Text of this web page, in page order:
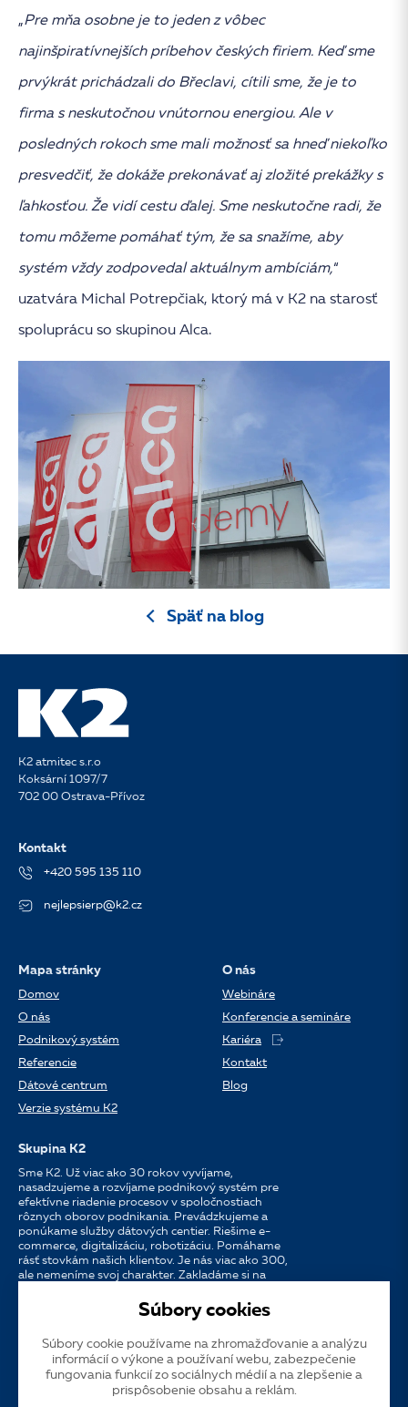
„Pre mňa osobne je to jeden z vôbec
najinšpiratívnejších príbehov českých firiem. Keď sme
prvýkrát prichádzali do Břeclavi, cítili sme, že je to
firma s neskutočnou vnútornou energiou. Ale v
posledných rokoch sme mali možnosť sa hneď niekoľko
presvedčiť, že dokáže prekonávať aj zložité prekážky s
ľahkosťou. Že vidí cestu ďalej. Sme neskutočne radi, že
tomu môžeme pomáhať tým, že sa snažíme, aby
systém vždy zodpovedal aktuálnym ambíciám,“
uzatvára Michal Potrepčiak, ktorý má v K2 na starosť
spoluprácu so skupinou Alca.
Späť na blog
K2 atmitec s.r.o
Koksární 1097/7
702 00 Ostrava-Přívoz
Kontakt
+420 595 135 110
nejlepsierp@k2.cz
Mapa stránky
Domov
O nás
Podnikový systém
Referencie
Dátové centrum
Verzie systému K2
O nás
Webináre
Konferencie a semináre
Kariéra
Kontakt
Blog
Skupina K2
Sme K2. Už viac ako 30 rokov vyvíjame,
nasadzujeme a rozvíjame podnikový systém pre
efektívne riadenie procesov v spoločnostiach
rôznych oborov podnikania. Prevádzkujeme a
ponúkame služby dátových centier. Riešime e-
commerce, digitalizáciu, robotizáciu. Pomáhame
rásť stovkám našich klientov. Je nás viac ako 300,
ale nemeníme svoj charakter. Zakladáme si na
Jazyk CS EN SK
Dotačná publicita
Súbory cookies
Súbory cookie používame na zhromažďovanie a analýzu
informácií o výkone a používaní webu, zabezpečenie
fungovania funkcií zo sociálnych médií a na zlepšenie a
prispôsobenie obsahu a reklám.